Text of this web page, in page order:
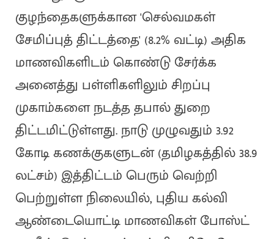
குழந்தைகளுக்கான 'செல்வமகள்
சேமிப்புத் திட்டத்தை' (8.2% வட்டி) அதிக
மாணவிகளிடம் கொண்டு சேர்க்க
அனைத்து பள்ளிகளிலும் சிறப்பு
முகாம்களை நடத்த தபால் துறை
திட்டமிட்டுள்ளது. நாடு முழுவதும் 3.92
கோடி கணக்குகளுடன் (தமிழகத்தில் 38.9
லட்சம்) இத்திட்டம் பெரும் வெற்றி
பெற்றுள்ள நிலையில், புதிய கல்வி
ஆண்டையொட்டி மாணவிகள் போஸ்ட்